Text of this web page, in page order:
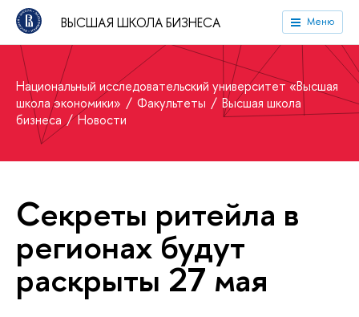
ВЫСШАЯ ШКОЛА БИЗНЕСА Меню
Национальный исследовательский университет «Высшая
школа экономики»
Факультеты
Высшая школа
бизнеса
Новости
Секреты ритейла в
регионах будут
раскрыты 27 мая